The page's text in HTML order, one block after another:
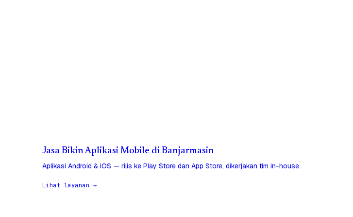
Jasa Bikin Aplikasi Mobile di Banjarmasin
Aplikasi Android & iOS — rilis ke Play Store dan App Store, dikerjakan tim in-house.
Lihat layanan →